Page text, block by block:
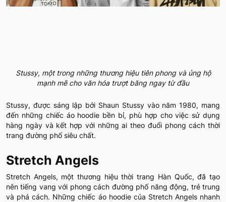
Stussy, một trong những thương hiệu tiên phong và ủng hộ
mạnh mẽ cho văn hóa trượt băng ngay từ đầu
Stussy, được sáng lập bởi Shaun Stussy vào năm 1980, mang
đến những chiếc áo hoodie bền bỉ, phù hợp cho việc sử dụng
hàng ngày và kết hợp với những ai theo đuổi phong cách thời
trang đường phố siêu chất.
Stretch Angels
Stretch Angels, một thương hiệu thời trang Hàn Quốc, đã tạo
nên tiếng vang với phong cách đường phố năng động, trẻ trung
và phá cách. Những chiếc áo hoodie của Stretch Angels nhanh